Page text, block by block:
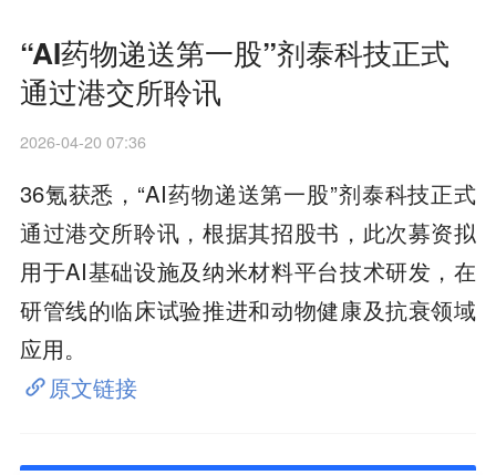
“AI药物递送第一股”剂泰科技正式
通过港交所聆讯
2026-04-20 07:36
36氪获悉，“AI药物递送第一股”剂泰科技正式
通过港交所聆讯，根据其招股书，此次募资拟
用于AI基础设施及纳米材料平台技术研发，在
研管线的临床试验推进和动物健康及抗衰领域
应用。
原文链接